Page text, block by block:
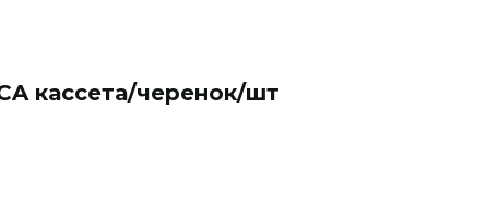
кассета/черенок/шт